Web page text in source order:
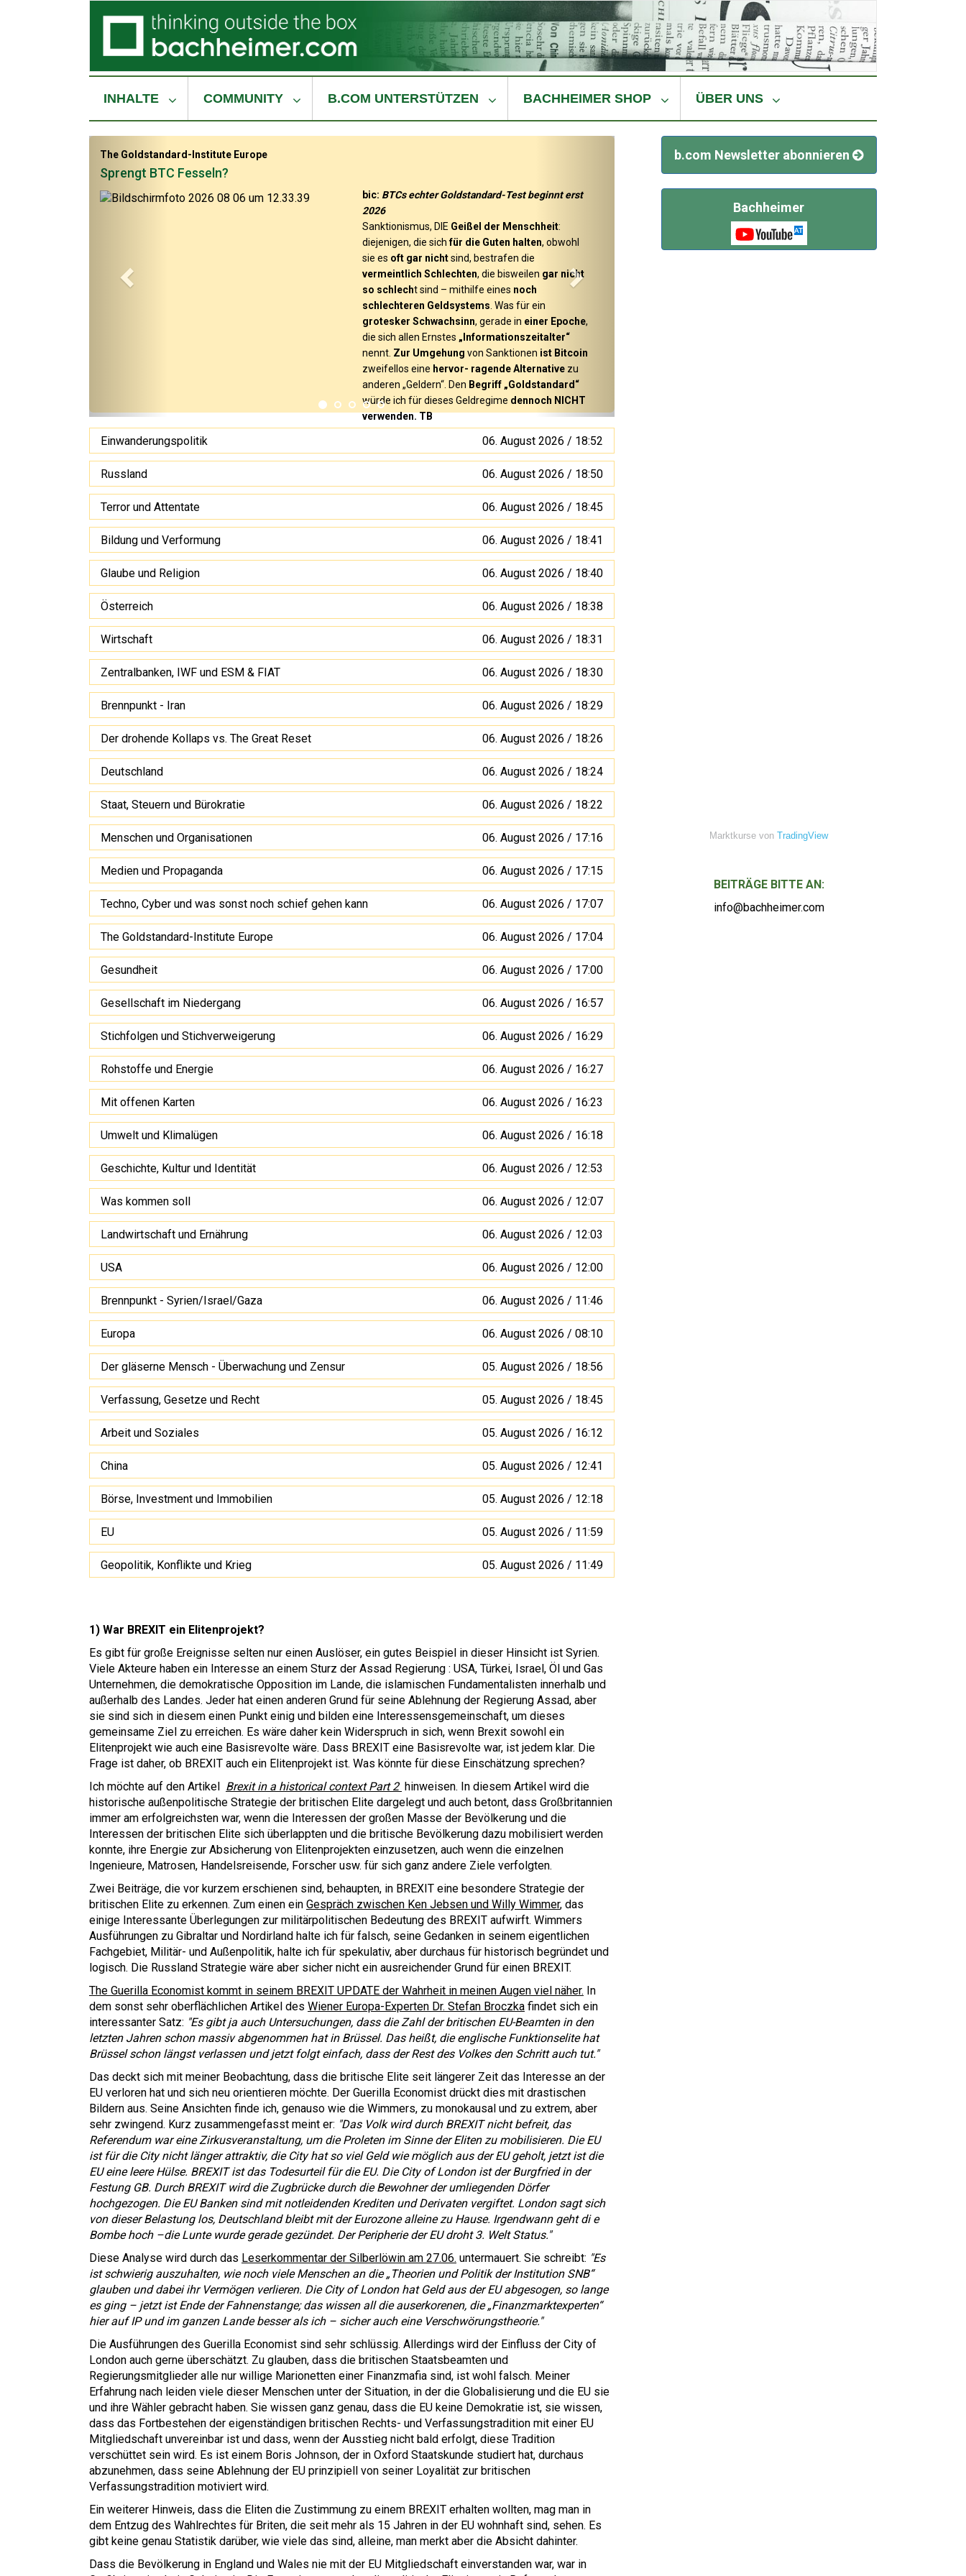
INHALTE COMMUNITY B.COM UNTERSTÜTZEN BACHHEIMER SHOP ÜBER UNS
The Goldstandard-Institute Europe
Sprengt BTC Fesseln?
bic: BTCs echter Goldstandard-Test beginnt erst
2026
Sanktionismus, DIE Geißel der Menschheit:
diejenigen, die sichfür die Guten halten, obwohl
sie es oft gar nichtsind, bestrafen die
vermeintlich Schlechten, die bisweilen gar nicht
so schlecht sind – mithilfe eines noch
schlechteren Geldsystems . Was für ein
grotesker Schwachsinn, gerade in einer Epoche,
die sich allen Ernstes „Informationszeitalter“
nennt. Zur Umgehung von Sanktionen ist Bitcoin
zweifellos eine hervor- ragende Alternative zu
anderen „Geldern“. Den Begriff „Goldstandard“
würde ich für dieses Geldregime dennoch NICHT
verwenden. TB
Einwanderungspolitik 06. August 2026 / 18:52
Russland 06. August 2026 / 18:50
Terror und Attentate 06. August 2026 / 18:45
Bildung und Verformung 06. August 2026 / 18:41
Glaube und Religion 06. August 2026 / 18:40
Österreich 06. August 2026 / 18:38
Wirtschaft 06. August 2026 / 18:31
Zentralbanken, IWF und ESM & FIAT 06. August 2026 / 18:30
Brennpunkt - Iran 06. August 2026 / 18:29
Der drohende Kollaps vs. The Great Reset 06. August 2026 / 18:26
Deutschland 06. August 2026 / 18:24
Staat, Steuern und Bürokratie 06. August 2026 / 18:22
Menschen und Organisationen 06. August 2026 / 17:16
Medien und Propaganda 06. August 2026 / 17:15
Techno, Cyber und was sonst noch schief gehen kann 06. August 2026 / 17:07
The Goldstandard-Institute Europe 06. August 2026 / 17:04
Gesundheit 06. August 2026 / 17:00
Gesellschaft im Niedergang 06. August 2026 / 16:57
Stichfolgen und Stichverweigerung 06. August 2026 / 16:29
Rohstoffe und Energie 06. August 2026 / 16:27
Mit offenen Karten 06. August 2026 / 16:23
Umwelt und Klimalügen 06. August 2026 / 16:18
Geschichte, Kultur und Identität 06. August 2026 / 12:53
Was kommen soll 06. August 2026 / 12:07
Landwirtschaft und Ernährung 06. August 2026 / 12:03
USA 06. August 2026 / 12:00
Brennpunkt - Syrien/Israel/Gaza 06. August 2026 / 11:46
Europa 06. August 2026 / 08:10
Der gläserne Mensch - Überwachung und Zensur 05. August 2026 / 18:56
Verfassung, Gesetze und Recht 05. August 2026 / 18:45
Arbeit und Soziales 05. August 2026 / 16:12
China 05. August 2026 / 12:41
Börse, Investment und Immobilien 05. August 2026 / 12:18
EU 05. August 2026 / 11:59
Geopolitik, Konflikte und Krieg 05. August 2026 / 11:49
1) War BREXIT ein Elitenprojekt?
Es gibt für große Ereignisse selten nur einen Auslöser, ein gutes Beispiel in dieser Hinsicht ist Syrien.
Viele Akteure haben ein Interesse an einem Sturz der Assad Regierung : USA, Türkei, Israel, Öl und Gas
Unternehmen, die demokratische Opposition im Lande, die islamischen Fundamentalisten innerhalb und
außerhalb des Landes. Jeder hat einen anderen Grund für seine Ablehnung der Regierung Assad, aber
sie sind sich in diesem einen Punkt einig und bilden eine Interessensgemeinschaft, um dieses
gemeinsame Ziel zu erreichen. Es wäre daher kein Widerspruch in sich, wenn Brexit sowohl ein
Elitenprojekt wie auch eine Basisrevolte wäre. Dass BREXIT eine Basisrevolte war, ist jedem klar. Die
Frage ist daher, ob BREXIT auch ein Elitenprojekt ist. Was könnte für diese Einschätzung sprechen?
Ich möchte auf den Artikel Brexit in a historical context Part 2 hinweisen. In diesem Artikel wird die
historische außenpolitische Strategie der britischen Elite dargelegt und auch betont, dass Großbritannien
immer am erfolgreichsten war, wenn die Interessen der großen Masse der Bevölkerung und die
Interessen der britischen Elite sich überlappten und die britische Bevölkerung dazu mobilisiert werden
konnte, ihre Energie zur Absicherung von Elitenprojekten einzusetzen, auch wenn die einzelnen
Ingenieure, Matrosen, Handelsreisende, Forscher usw. für sich ganz andere Ziele verfolgten.
Zwei Beiträge, die vor kurzem erschienen sind, behaupten, in BREXIT eine besondere Strategie der
britischen Elite zu erkennen. Zum einen ein Gespräch zwischen Ken Jebsen und Willy Wimmer, das
einige Interessante Überlegungen zur militärpolitischen Bedeutung des BREXIT aufwirft. Wimmers
Ausführungen zu Gibraltar und Nordirland halte ich für falsch, seine Gedanken in seinem eigentlichen
Fachgebiet, Militär- und Außenpolitik, halte ich für spekulativ, aber durchaus für historisch begründet und
logisch. Die Russland Strategie wäre aber sicher nicht ein ausreichender Grund für einen BREXIT.
The Guerilla Economist kommt in seinem BREXIT UPDATE der Wahrheit in meinen Augen viel näher. In
dem sonst sehr oberflächlichen Artikel des Wiener Europa-Experten Dr. Stefan Broczka findet sich ein
interessanter Satz: "Es gibt ja auch Untersuchungen, dass die Zahl der britischen EU-Beamten in den
letzten Jahren schon massiv abgenommen hat in Brüssel. Das heißt, die englische Funktionselite hat
Brüssel schon längst verlassen und jetzt folgt einfach, dass der Rest des Volkes den Schritt auch tut."
Das deckt sich mit meiner Beobachtung, dass die britische Elite seit längerer Zeit das Interesse an der
EU verloren hat und sich neu orientieren möchte. Der Guerilla Economist drückt dies mit drastischen
Bildern aus. Seine Ansichten finde ich, genauso wie die Wimmers, zu monokausal und zu extrem, aber
sehr zwingend. Kurz zusammengefasst meint er: "Das Volk wird durch BREXIT nicht befreit, das
Referendum war eine Zirkusveranstaltung, um die Proleten im Sinne der Eliten zu mobilisieren. Die EU
ist für die City nicht länger attraktiv, die City hat so viel Geld wie möglich aus der EU geholt, jetzt ist die
EU eine leere Hülse. BREXIT ist das Todesurteil für die EU. Die City of London ist der Burgfried in der
Festung GB. Durch BREXIT wird die Zugbrücke durch die Bewohner der umliegenden Dörfer
hochgezogen. Die EU Banken sind mit notleidenden Krediten und Derivaten vergiftet. London sagt sich
von dieser Belastung los, Deutschland bleibt mit der Eurozone alleine zu Hause. Irgendwann geht di e
Bombe hoch –die Lunte wurde gerade gezündet. Der Peripherie der EU droht 3. Welt Status."
Diese Analyse wird durch das Leserkommentar der Silberlöwin am 27.06. untermauert. Sie schreibt: "Es
ist schwierig auszuhalten, wie noch viele Menschen an die „Theorien und Politik der Institution SNB“
glauben und dabei ihr Vermögen verlieren. Die City of London hat Geld aus der EU abgesogen, so lange
es ging – jetzt ist Ende der Fahnenstange; das wissen all die auserkorenen, die „Finanzmarktexperten“
hier auf IP und im ganzen Lande besser als ich – sicher auch eine Verschwörungstheorie."
Die Ausführungen des Guerilla Economist sind sehr schlüssig. Allerdings wird der Einfluss der City of
London auch gerne überschätzt. Zu glauben, dass die britischen Staatsbeamten und
Regierungsmitglieder alle nur willige Marionetten einer Finanzmafia sind, ist wohl falsch. Meiner
Erfahrung nach leiden viele dieser Menschen unter der Situation, in der die Globalisierung und die EU sie
und ihre Wähler gebracht haben. Sie wissen ganz genau, dass die EU keine Demokratie ist, sie wissen,
dass das Fortbestehen der eigenständigen britischen Rechts- und Verfassungstradition mit einer EU
Mitgliedschaft unvereinbar ist und dass, wenn der Ausstieg nicht bald erfolgt, diese Tradition
verschüttet sein wird. Es ist einem Boris Johnson, der in Oxford Staatskunde studiert hat, durchaus
abzunehmen, dass seine Ablehnung der EU prinzipiell von seiner Loyalität zur britischen
Verfassungstradition motiviert wird.
Ein weiterer Hinweis, dass die Eliten die Zustimmung zu einem BREXIT erhalten wollten, mag man in
dem Entzug des Wahlrechtes für Briten, die seit mehr als 15 Jahren in der EU wohnhaft sind, sehen. Es
gibt keine genau Statistik darüber, wie viele das sind, alleine, man merkt aber die Absicht dahinter.
Dass die Bevölkerung in England und Wales nie mit der EU Mitgliedschaft einverstanden war, war in
b.com Newsletter abonnieren
Bachheimer
Marktkurse vonTradingView
BEITRÄGE BITTE AN:
info@bachheimer.com